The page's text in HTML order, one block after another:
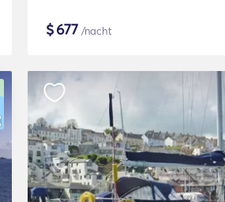
$677 /nacht